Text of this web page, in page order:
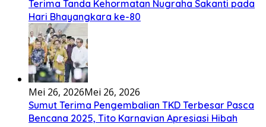
Bembambörö dödöu he akhiguMene mene sino lawaö
khöuMeinötö niowalu, mela’angdröi ita laforudu..
Lirik Lagu Cinta Mati – Fajar Halawa